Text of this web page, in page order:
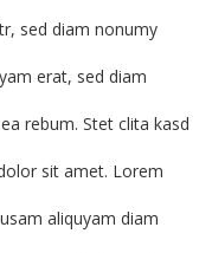
sed diam nonumy
erat, sed diam
rebum. Stet clita kasd
sit amet. Lorem
aliquyam diam